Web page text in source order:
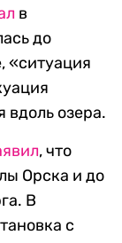
в
до
«ситуация
вдоль озера.
, что
Орска и до
В
с